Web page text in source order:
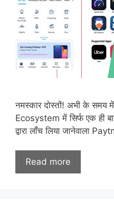
नमस्कार दोस्तों! अभी के
Ecosystem में सिर्फ एक ही
द्वारा लॉंच लिया जानेवाला
Read more